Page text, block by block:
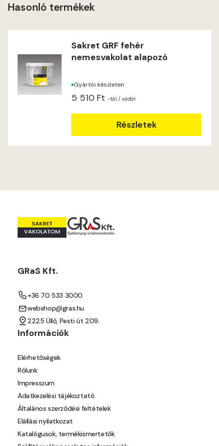
Hasonló termékek
Sakret GRF fehér
nemesvakolat alapozó
Gyártói készleten
5 510 Ft -tól / vödör
Részletek
GRaS Kft.
+36 70 533 3000
webshop@gras.hu
2225 Üllő, Pesti út 209.
Információk
Elérhetőségek
Rólunk
Impresszum
Adatkezelési tájékoztató
Általános szerződési feltételek
Elállási nyilatkozat
Katalógusok, termékismertetők